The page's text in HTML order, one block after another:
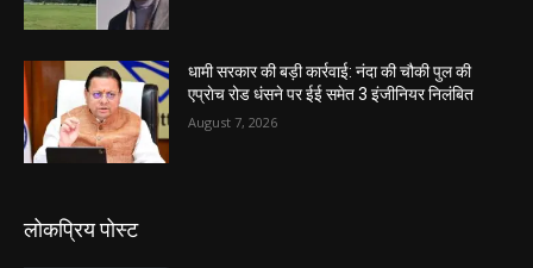
धामी सरकार की बड़ी कार्रवाई: नंदा की चौकी पुल की
एप्राेच रोड धंसने पर ईई समेत 3 इंजीनियर निलंबित
August 7, 2026
लोकप्रिय पोस्ट